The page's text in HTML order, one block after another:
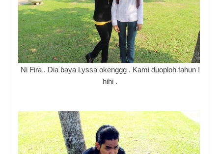
Ni Fira . Dia baya Lyssa okenggg . Kami duoploh tahun !
hihi .